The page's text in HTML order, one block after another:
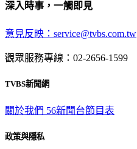
深入時事，一觸即見
意見反映：service@tvbs.com.tw
觀眾服務專線：02-2656-1599
TVBS新聞網
關於我們 56新聞台節目表
政策與隱私